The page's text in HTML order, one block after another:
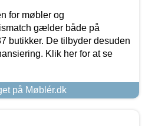
for møbler og
gælder både på
butikker. De tilbyder desuden
Klik her for at se
på Møblér.dk